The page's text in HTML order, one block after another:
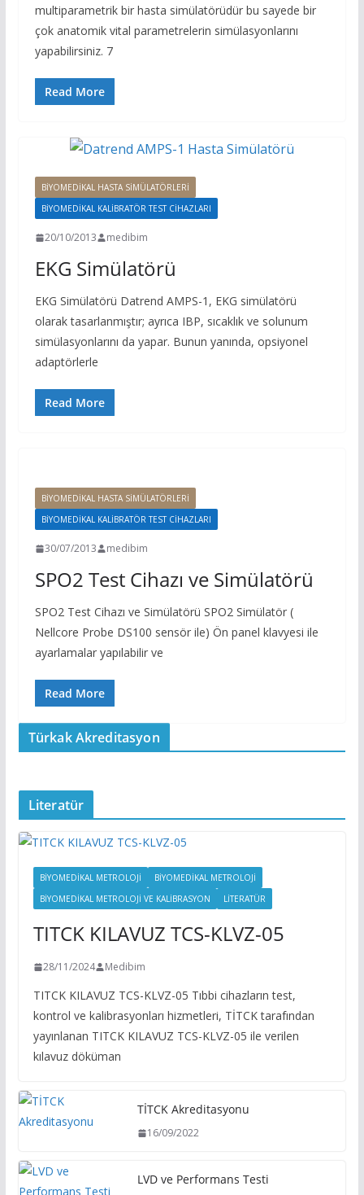
multiparametrik bir hasta simülatörüdür bu sayede bir
çok anatomik vital parametrelerin simülasyonlarını
yapabilirsiniz. 7
Read More
BIYOMEDIKAL HASTA SIMÜLATÖRLERI
BIYOMEDIKAL KALIBRATÖR TEST CIHAZLARI
20/10/2013 medibim
EKG Simülatörü
EKG Simülatörü Datrend AMPS-1, EKG simülatörü
olarak tasarlanmıştır; ayrıca IBP, sıcaklık ve solunum
simülasyonlarını da yapar. Bunun yanında, opsiyonel
adaptörlerle
Read More
BIYOMEDIKAL HASTA SIMÜLATÖRLERI
BIYOMEDIKAL KALIBRATÖR TEST CIHAZLARI
30/07/2013 medibim
SPO2 Test Cihazı ve Simülatörü
SPO2 Test Cihazı ve Simülatörü SPO2 Simülatör (
Nellcore Probe DS100 sensör ile) Ön panel klavyesi ile
ayarlamalar yapılabilir ve
Read More
Türkak Akreditasyon
Literatür
BİYOMEDİKAL METROLOJİ
BIYOMEDIKAL METROLOJI
BIYOMEDIKAL METROLOJI VE KALIBRASYON
LITERATÜR
TITCK KILAVUZ TCS-KLVZ-05
28/11/2024 Medibim
TITCK KILAVUZ TCS-KLVZ-05 Tıbbi cihazların test,
kontrol ve kalibrasyonları hizmetleri, TİTCK tarafından
yayınlanan TITCK KILAVUZ TCS-KLVZ-05 ile verilen
kılavuz döküman
TİTCK Akreditasyonu
16/09/2022
LVD ve Performans Testi